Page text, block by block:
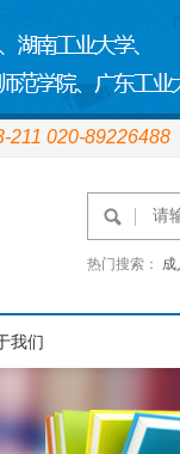
211 020-89226488
热门搜索： 成
报考 考试时
我们